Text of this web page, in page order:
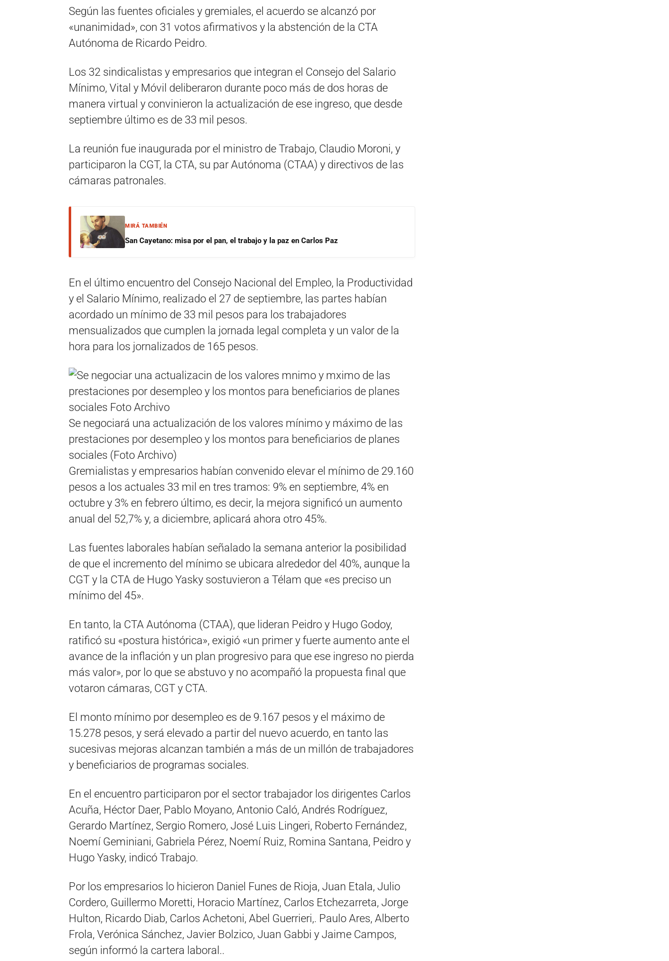
Según las fuentes oficiales y gremiales, el acuerdo se alcanzó por
«unanimidad», con 31 votos afirmativos y la abstención de la CTA
Autónoma de Ricardo Peidro.
Los 32 sindicalistas y empresarios que integran el Consejo del Salario
Mínimo, Vital y Móvil deliberaron durante poco más de dos horas de
manera virtual y convinieron la actualización de ese ingreso, que desde
septiembre último es de 33 mil pesos.
La reunión fue inaugurada por el ministro de Trabajo, Claudio Moroni, y
participaron la CGT, la CTA, su par Autónoma (CTAA) y directivos de las
cámaras patronales.
MIRÁ TAMBIÉN
San Cayetano: misa por el pan, el trabajo y la paz en Carlos Paz
En el último encuentro del Consejo Nacional del Empleo, la Productividad
y el Salario Mínimo, realizado el 27 de septiembre, las partes habían
acordado un mínimo de 33 mil pesos para los trabajadores
mensualizados que cumplen la jornada legal completa y un valor de la
hora para los jornalizados de 165 pesos.
Se negociará una actualización de los valores mínimo y máximo de las
prestaciones por desempleo y los montos para beneficiarios de planes
sociales (Foto Archivo)
Gremialistas y empresarios habían convenido elevar el mínimo de 29.160
pesos a los actuales 33 mil en tres tramos: 9% en septiembre, 4% en
octubre y 3% en febrero último, es decir, la mejora significó un aumento
anual del 52,7% y, a diciembre, aplicará ahora otro 45%.
Las fuentes laborales habían señalado la semana anterior la posibilidad
de que el incremento del mínimo se ubicara alrededor del 40%, aunque la
CGT y la CTA de Hugo Yasky sostuvieron a Télam que «es preciso un
mínimo del 45».
En tanto, la CTA Autónoma (CTAA), que lideran Peidro y Hugo Godoy,
ratificó su «postura histórica», exigió «un primer y fuerte aumento ante el
avance de la inflación y un plan progresivo para que ese ingreso no pierda
más valor», por lo que se abstuvo y no acompañó la propuesta final que
votaron cámaras, CGT y CTA.
El monto mínimo por desempleo es de 9.167 pesos y el máximo de
15.278 pesos, y será elevado a partir del nuevo acuerdo, en tanto las
sucesivas mejoras alcanzan también a más de un millón de trabajadores
y beneficiarios de programas sociales.
En el encuentro participaron por el sector trabajador los dirigentes Carlos
Acuña, Héctor Daer, Pablo Moyano, Antonio Caló, Andrés Rodríguez,
Gerardo Martínez, Sergio Romero, José Luis Lingeri, Roberto Fernández,
Noemí Geminiani, Gabriela Pérez, Noemí Ruiz, Romina Santana, Peidro y
Hugo Yasky, indicó Trabajo.
Por los empresarios lo hicieron Daniel Funes de Rioja, Juan Etala, Julio
Cordero, Guillermo Moretti, Horacio Martínez, Carlos Etchezarreta, Jorge
Hulton, Ricardo Diab, Carlos Achetoni, Abel Guerrieri,. Paulo Ares, Alberto
Frola, Verónica Sánchez, Javier Bolzico, Juan Gabbi y Jaime Campos,
según informó la cartera laboral..